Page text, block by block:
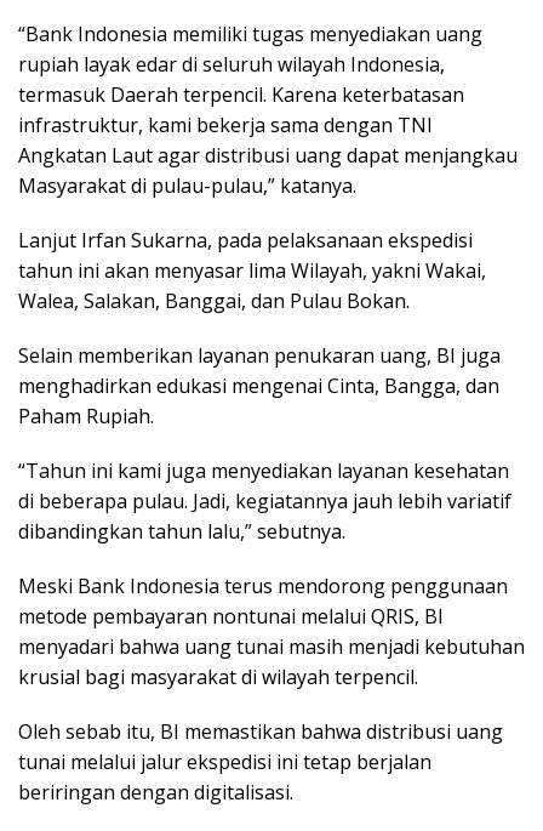
“Bank Indonesia memiliki tugas menyediakan uang
rupiah layak edar di seluruh wilayah Indonesia,
termasuk Daerah terpencil. Karena keterbatasan
infrastruktur, kami bekerja sama dengan TNI
Angkatan Laut agar distribusi uang dapat menjangkau
Masyarakat di pulau-pulau,” katanya.
Lanjut Irfan Sukarna, pada pelaksanaan ekspedisi
tahun ini akan menyasar lima Wilayah, yakni Wakai,
Walea, Salakan, Banggai, dan Pulau Bokan.
Selain memberikan layanan penukaran uang, BI juga
menghadirkan edukasi mengenai Cinta, Bangga, dan
Paham Rupiah.
“Tahun ini kami juga menyediakan layanan kesehatan
di beberapa pulau. Jadi, kegiatannya jauh lebih variatif
dibandingkan tahun lalu,” sebutnya.
Meski Bank Indonesia terus mendorong penggunaan
metode pembayaran nontunai melalui QRIS, BI
menyadari bahwa uang tunai masih menjadi kebutuhan
krusial bagi masyarakat di wilayah terpencil.
Oleh sebab itu, BI memastikan bahwa distribusi uang
tunai melalui jalur ekspedisi ini tetap berjalan
beriringan dengan digitalisasi.